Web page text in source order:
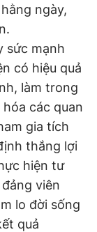
ngày,
sức mạnh
có hiệu quả
làm trong
các quan
gia tích
thắng lợi
hiện tư
viên
lo đời sống
quả